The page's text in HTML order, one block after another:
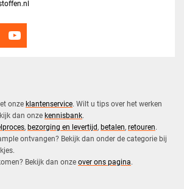
onze klantenservice. Wilt u tips over het werken
dan onze kennisbank.
, bezorging en levertijd, betalen, retouren.​
ontvangen? Bekijk dan onder de categorie bij
Bekijk dan onze over ons pagina.